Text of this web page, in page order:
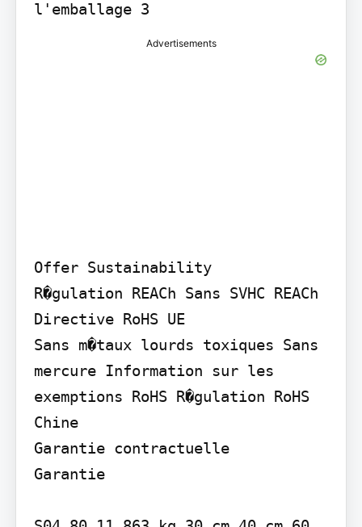
l'emballage 3
Advertisements
Offer Sustainability
R�gulation REACh Sans SVHC REACh
Directive RoHS UE
Sans m�taux lourds toxiques Sans
mercure Information sur les
exemptions RoHS R�gulation RoHS
Chine
Garantie contractuelle
Garantie